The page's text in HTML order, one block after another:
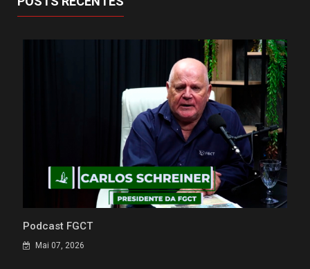
Podcast FGCT
Mai 07, 2026